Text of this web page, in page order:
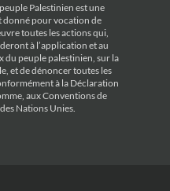
Palestinien est une
donné pour vocation de
toutes les actions qui,
à l’application et au
du peuple palestinien, sur la
et de dénoncer toutes les
à la Déclaration
aux Conventions de
Nations Unies.